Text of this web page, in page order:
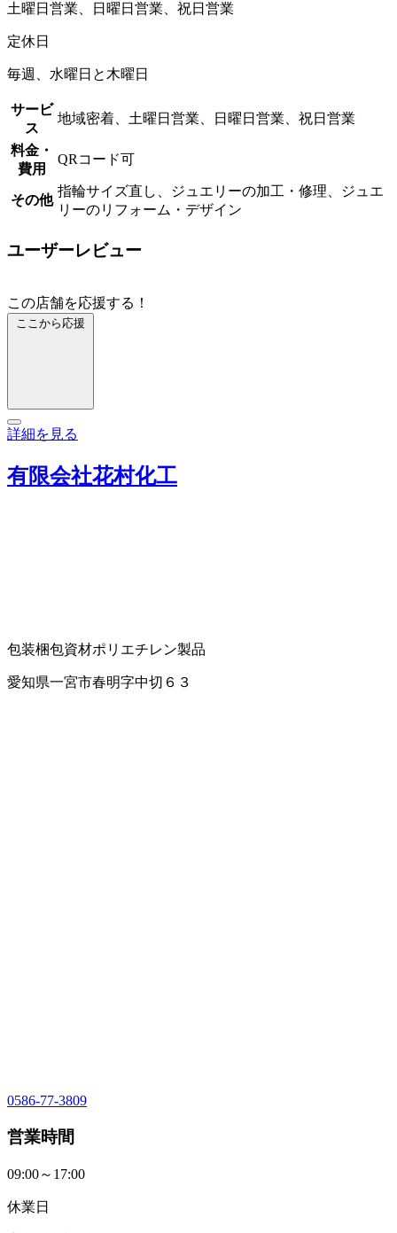
土曜日営業、日曜日営業、祝日営業
定休日
毎週、水曜日と木曜日
サービ
ス
地域密着、土曜日営業、日曜日営業、祝日営業
料金・
費用
QRコード可
その他
指輪サイズ直し、ジュエリーの加工・修理、ジュエ
リーのリフォーム・デザイン
ユーザーレビュー
この店舗を応援する！
ここから応援
詳細を見る
有限会社花村化工
包装梱包資材ポリエチレン製品
愛知県一宮市春明字中切６３
0586-77-3809
営業時間
09:00～17:00
休業日